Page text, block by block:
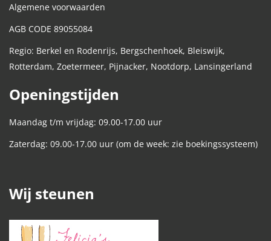
Algemene voorwaarden
AGB CODE 89055084
Regio: Berkel en Rodenrijs, Bergschenhoek, Bleiswijk,
Rotterdam, Zoetermeer, Pijnacker, Nootdorp, Lansingerland
Openingstijden
Maandag t/m vrijdag: 09.00-17.00 uur
Zaterdag: 09.00-17.00 uur (om de week: zie boekingssysteem)
Wij steunen